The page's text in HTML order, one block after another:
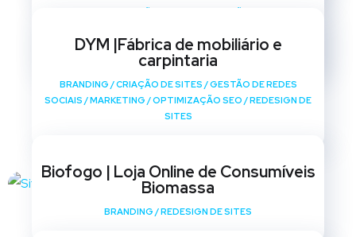
SITES
DYM |Fábrica de mobiliário e
carpintaria
BRANDING /CRIAÇÃO DE SITES /GESTÃO DE REDES
SOCIAIS /MARKETING /OPTIMIZAÇÃO SEO /REDESIGN DE
SITES
Biofogo | Loja Online de Consumíveis
Biomassa
BRANDING /REDESIGN DE SITES